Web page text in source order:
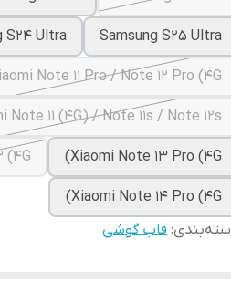
Samsung S25 Ultra
S24 Ultra
Note 11 Pro / Note 12 Pro (4G)
Note 11 (4G) / Note 11s / Note 12s
Xiaomi Note 13 Pro (4G)
Xiaomi Note 14 Pro (4G)
: قاب گوشی